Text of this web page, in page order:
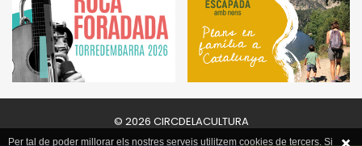
© 2026 CIRCDELACULTURA
Per tal de poder millorar els nostres serveis utilitzem cookies de tercers. Si